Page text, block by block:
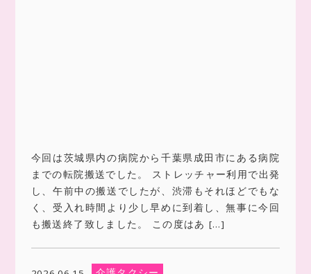
今回は茨城県内の病院から千葉県成田市にある病院
までの転院搬送でした。 ストレッチャー利用で出発
し、午前中の搬送でしたが、渋滞もそれほどでもな
く、受入れ時間より少し早めに到着し、無事に今回
も搬送終了致しました。 この度はあ […]